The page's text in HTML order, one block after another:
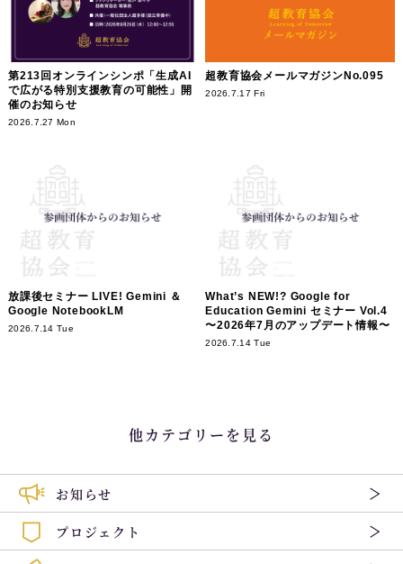
第213回オンラインシンポ「生成AI
で広がる特別支援教育の可能性」開
催のお知らせ
2026.7.27 Mon
超教育協会メールマガジンNo.095
2026.7.17 Fri
放課後セミナー LIVE! Gemini ＆
Google NotebookLM
2026.7.14 Tue
What’s NEW!? Google for
Education Gemini セミナー Vol.4
〜2026年7月のアップデート情報〜
2026.7.14 Tue
他カテゴリーを見る
お知らせ
プロジェクト